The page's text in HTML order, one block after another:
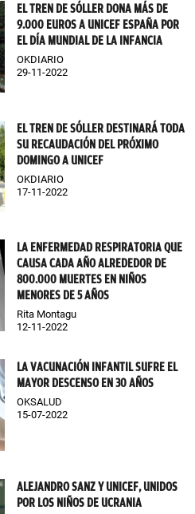
EL TREN DE SÓLLER DONA MÁS DE
9.000 EUROS A UNICEF ESPAÑA POR
EL DÍA MUNDIAL DE LA INFANCIA
OKDIARIO
29-11-2022
EL TREN DE SÓLLER DESTINARÁ TODA
SU RECAUDACIÓN DEL PRÓXIMO
DOMINGO A UNICEF
OKDIARIO
17-11-2022
LA ENFERMEDAD RESPIRATORIA QUE
CAUSA CADA AÑO ALREDEDOR DE
800.000 MUERTES EN NIÑOS
MENORES DE 5 AÑOS
Rita Montagu
12-11-2022
LA VACUNACIÓN INFANTIL SUFRE EL
MAYOR DESCENSO EN 30 AÑOS
OKSALUD
15-07-2022
ALEJANDRO SANZ Y UNICEF, UNIDOS
POR LOS NIÑOS DE UCRANIA